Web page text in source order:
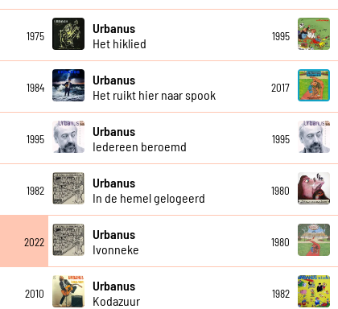
1975
Urbanus
Het hiklied
1995
1984
Urbanus
Het ruikt hier naar spook
2017
1995
Urbanus
Iedereen beroemd
1995
1982
Urbanus
In de hemel gelogeerd
1980
2022
Urbanus
Ivonneke
1980
2010
Urbanus
Kodazuur
1982